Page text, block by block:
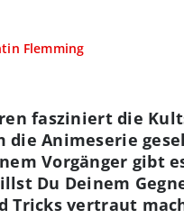
Flemming
fasziniert die
die Animeserie
Vorgänger gibt
Du Deinem
Tricks vertraut